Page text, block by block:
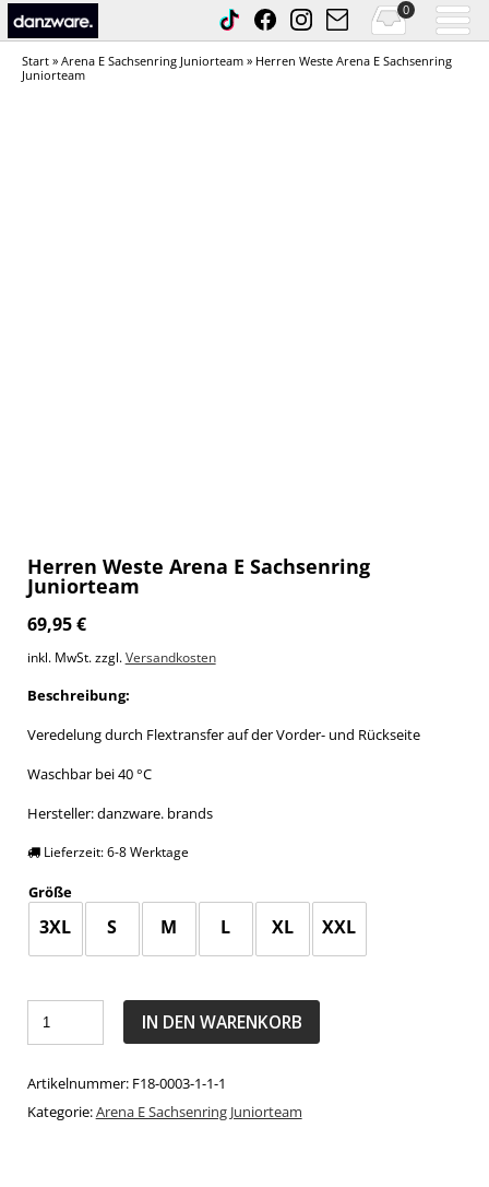
0
Start »Arena E Sachsenring Juniorteam » Herren Weste Arena E Sachsenring
Juniorteam
Herren Weste Arena E Sachsenring
Juniorteam
69,95€
inkl. MwSt. zzgl. Versandkosten
Beschreibung:
Veredelung durch Flextransfer auf der Vorder- und Rückseite
Waschbar bei 40 °C
Hersteller: danzware. brands
Lieferzeit:6-8 Werktage
Größe
3XL S M L XL XXL
IN DEN WARENKORB
Artikelnummer: F18-0003-1-1-1
Kategorie:Arena E Sachsenring Juniorteam